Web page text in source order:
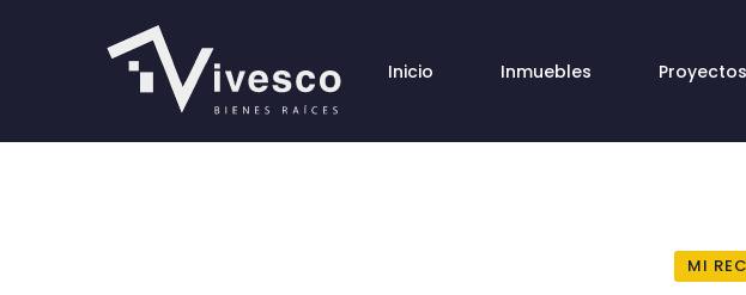
Inicio Inmuebles Proyectos
MI